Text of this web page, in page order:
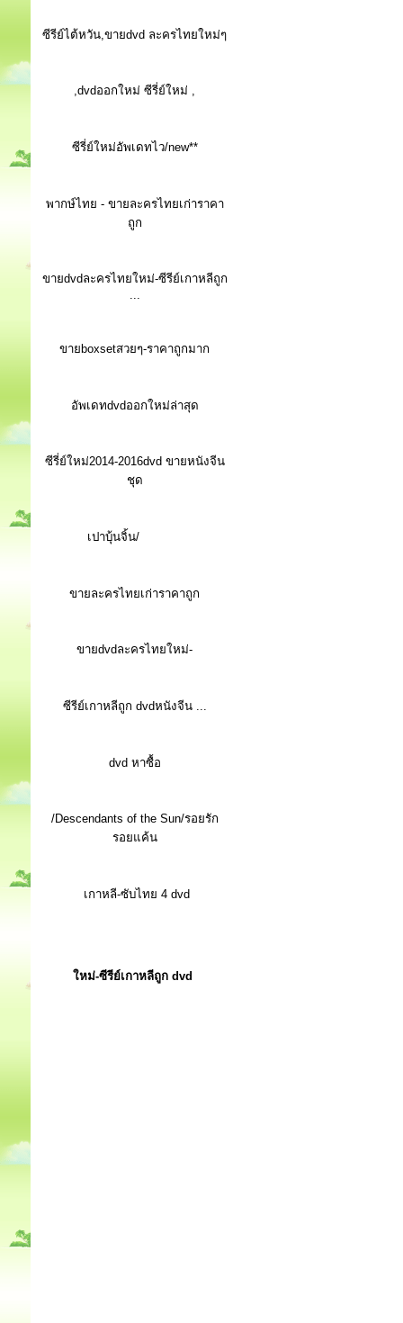
ซีรีย์ไต้หวัน,ขายdvd ละครไทยใหม่ๆ
,dvdออกใหม่ ซีรี่ย์ใหม่ ,
ซีรี่ย์ใหม่อัพเดทไว/new**
พากษ์ไทย - ขายละครไทยเก่าราคา
ถูก
ขายdvdละครไทยใหม่-ซีรีย์เกาหลีถูก
...
ขายboxsetสวยๆ-ราคาถูกมาก
อัพเดทdvdออกใหม่ล่าสุด
ซีรี่ย์ใหม่2014-2016dvd ขายหนังจีน
ชุด
เปาบุ้นจิ้น/
ขายละครไทยเก่าราคาถูก
ขายdvdละครไทยใหม่-
ซีรีย์เกาหลีถูก dvdหนังจีน ...
dvd หาซื้อ
/Descendants of the Sun/รอยรัก
รอยแค้น
เกาหลี-ซับไทย 4 dvd
ใหม่-ซีรีย์เกาหลีถูก dvd